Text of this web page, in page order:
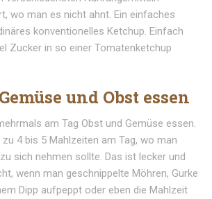
wo man es nicht ahnt. Ein einfaches
konventionelles Ketchup. Einfach
Zucker in so einer Tomatenketchup
und Obst essen
am Tag Obst und Gemüse essen.
4 bis 5 Mahlzeiten am Tag, wo man
sich nehmen sollte. Das ist lecker und
wenn man geschnippelte Möhren, Gurke
Dipp aufpeppt oder eben die Mahlzeit